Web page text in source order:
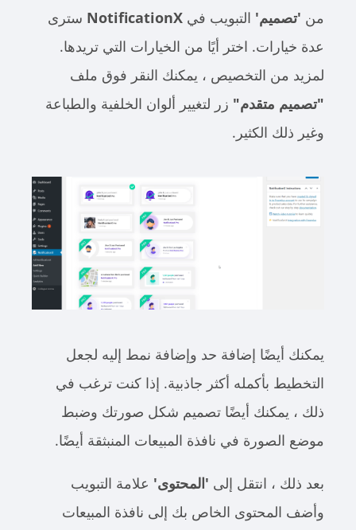
من'تصميم'التبويب فيNotificationXسترى
عدة خيارات. اختر أيًا من الخيارات التي تريدها.
لمزيد من التخصيص ، يمكنك النقر فوق ملف
"تصميم متقدم"زر لتغيير ألوان الخلفية والطباعة
وغير ذلك الكثير.
يمكنك أيضًا إضافة حد وإضافة نمط إليه لجعل
التخطيط بأكمله أكثر جاذبية. إذا كنت ترغب في
ذلك ، يمكنك أيضًا تصميم شكل صورتك وضبط
موضع الصورة في نافذة المبيعات المنبثقة أيضًا.
بعد ذلك ، انتقل إلى'المحتوى'علامة التبويب
وأضف المحتوى الخاص بك إلى نافذة المبيعات